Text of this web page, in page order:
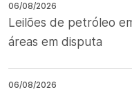
06/08/2026
Leilões de petróleo
áreas em disputa
06/08/2026